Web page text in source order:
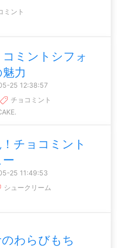
ミント
ミントシフォ
力
25 12:38:57
チョコミント
チョコミント
25 11:49:53
シュークリーム
わらびもち